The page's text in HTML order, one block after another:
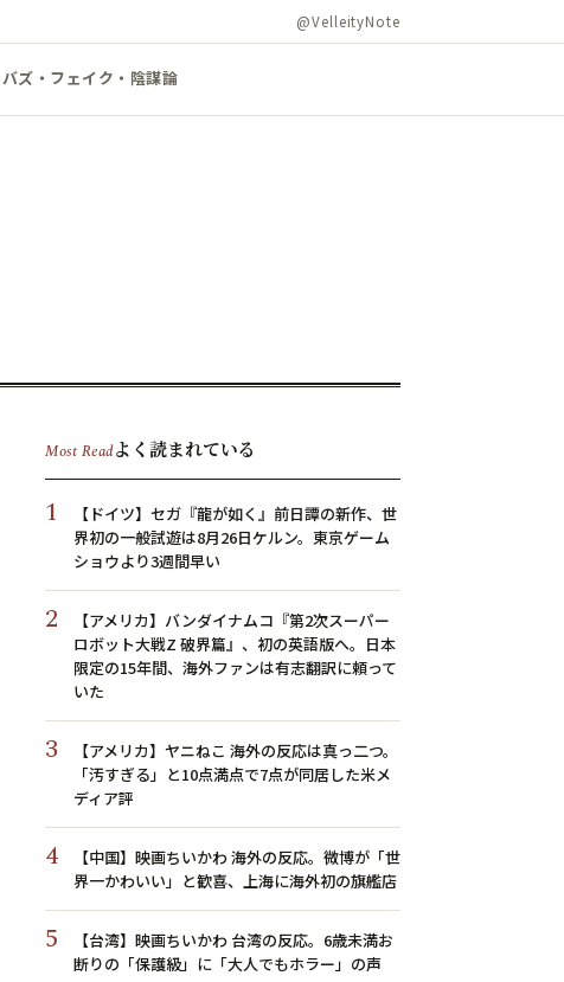
@VelleityNote
バズ・フェイク・陰謀論
Most Readよく読まれている
1
【ドイツ】セガ『龍が如く』前日譚の新作、世
界初の一般試遊は8月26日ケルン。東京ゲーム
ショウより3週間早い
2
【アメリカ】バンダイナムコ『第2次スーパー
ロボット大戦Z 破界篇』、初の英語版へ。日本
限定の15年間、海外ファンは有志翻訳に頼って
いた
3
【アメリカ】ヤニねこ 海外の反応は真っ二つ。
「汚すぎる」と10点満点で7点が同居した米メ
ディア評
4
【中国】映画ちいかわ 海外の反応。微博が「世
界一かわいい」と歓喜、上海に海外初の旗艦店
5
【台湾】映画ちいかわ 台湾の反応。6歳未満お
断りの「保護級」に「大人でもホラー」の声